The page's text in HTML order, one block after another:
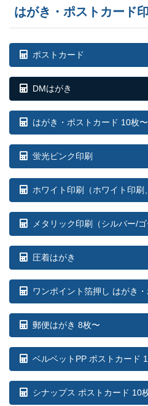
はがき・ポストカード
ポストカード
DMはがき
はがき・ポストカード 10枚〜
蛍光ピンク印刷
ホワイト印刷 （ホワイト印
メタリック印刷（シルバー/ゴ
圧着はがき
ワンポイント箔押し はがき
郵便はがき 8枚〜
ベルベットPP ポストカード
シナップス ポストカード 10